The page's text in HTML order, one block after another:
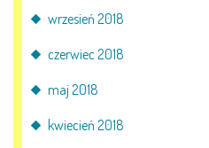
wrzesień 2018
czerwiec 2018
maj 2018
kwiecień 2018